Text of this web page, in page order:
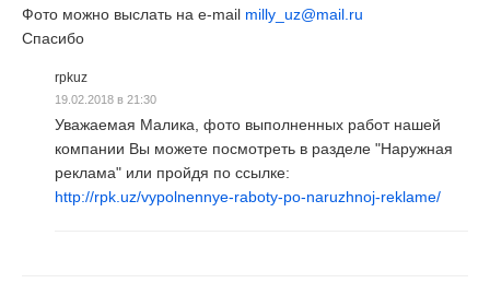
Фото можно выслать на e-mail milly_uz@mail.ru
Спасибо
rpkuz
19.02.2018 в 21:30
Уважаемая Малика, фото выполненных работ нашей
компании Вы можете посмотреть в разделе "Наружная
реклама" или пройдя по ссылке:
http://rpk.uz/vypolnennye-raboty-po-naruzhnoj-reklame/